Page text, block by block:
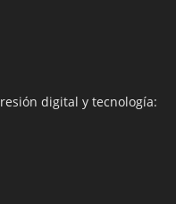
digital y tecnología: